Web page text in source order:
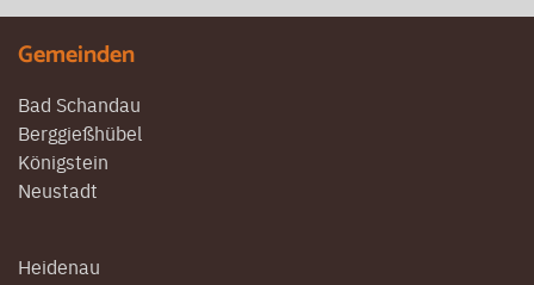
Gemeinden
Bad Schandau
Berggießhübel
Königstein
Neustadt
Heidenau